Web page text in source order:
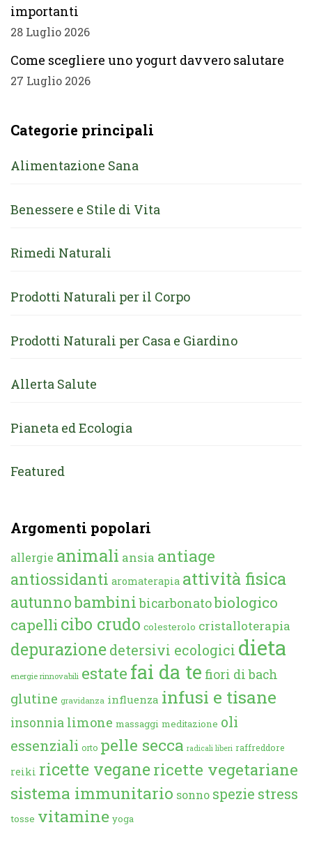
importanti
28 Luglio 2026
Come scegliere uno yogurt davvero salutare
27 Luglio 2026
Categorie principali
Alimentazione Sana
Benessere e Stile di Vita
Rimedi Naturali
Prodotti Naturali per il Corpo
Prodotti Naturali per Casa e Giardino
Allerta Salute
Pianeta ed Ecologia
Featured
Argomenti popolari
allergie animali ansia antiage
antiossidanti aromaterapia attività fisica
autunnobambini bicarbonatobiologico
capelli cibo crudo colesterolo cristalloterapia
depurazione detersivi ecologici dieta
energie rinnovabili estate fai da te fiori di bach
glutine gravidanza influenza infusi e tisane
insonnia limone massaggi meditazione oli
essenziali orto pelle secca radicali liberi raffreddore
reiki ricette veganericette vegetariane
sistema immunitario sonno spezie stress
tosse vitamine yoga